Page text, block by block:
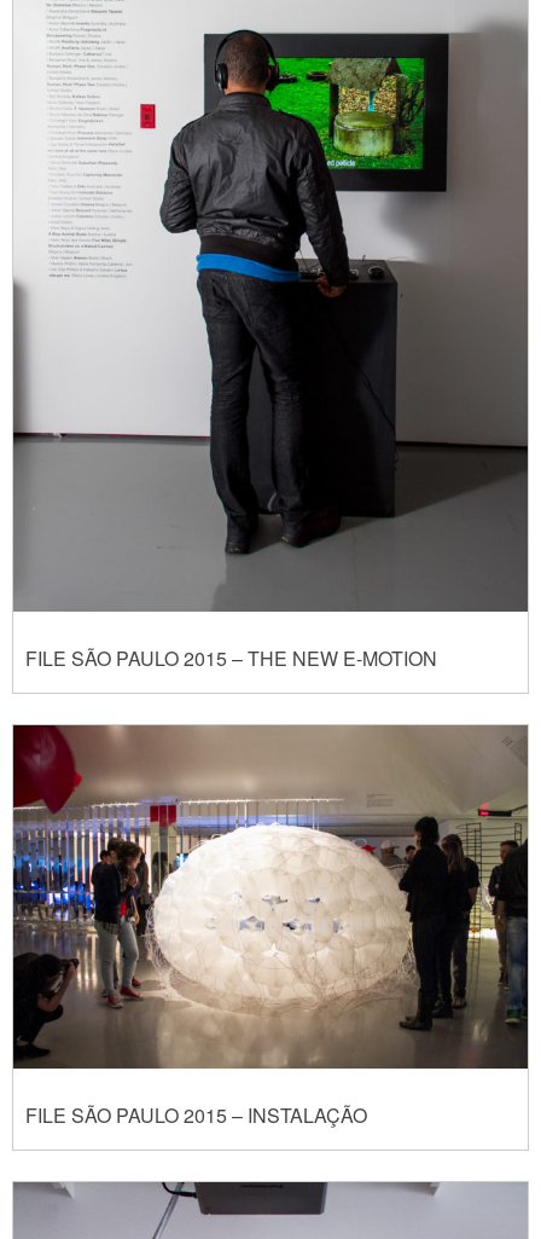
FILE SÃO PAULO 2015 – THE NEW E-MOTION
FILE SÃO PAULO 2015 – INSTALAÇÃO